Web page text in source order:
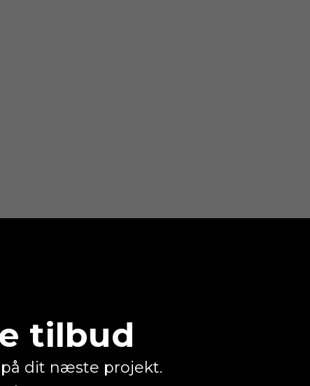
tilbud
dit næste projekt.